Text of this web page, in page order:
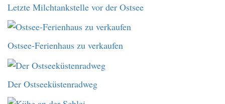
Letzte Milchtankstelle vor der Ostsee
Ostsee-Ferienhaus zu verkaufen
Der Ostseeküstenradweg